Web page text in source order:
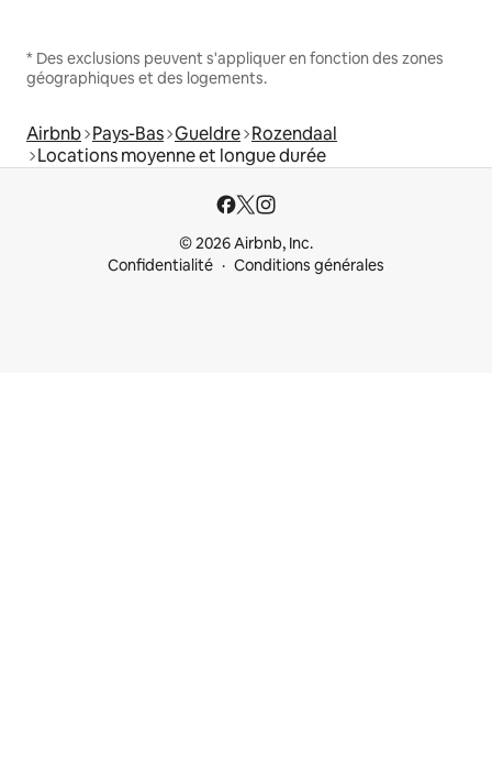
* Des exclusions peuvent s'appliquer en fonction des zones
géographiques et des logements.
Airbnb Pays-Bas Gueldre Rozendaal
Locations moyenne et longue durée
© 2026 Airbnb, Inc.
Confidentialité
Conditions générales